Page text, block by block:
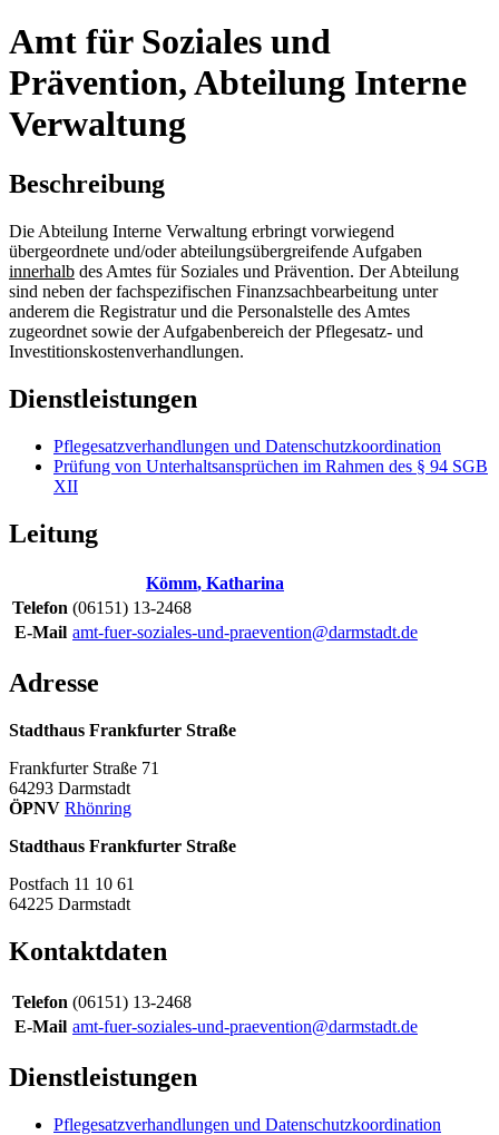
Amt für Soziales und
Prävention, Abteilung Interne
Verwaltung
Beschreibung
Die Abteilung Interne Verwaltung erbringt vorwiegend
übergeordnete und/oder abteilungsübergreifende Aufgaben
innerhalb des Amtes für Soziales und Prävention. Der Abteilung
sind neben der fachspezifischen Finanzsachbearbeitung unter
anderem die Registratur und die Personalstelle des Amtes
zugeordnet sowie der Aufgabenbereich der Pflegesatz- und
Investitionskostenverhandlungen.
Dienstleistungen
Pflegesatzverhandlungen und Datenschutzkoordination
Prüfung von Unterhaltsansprüchen im Rahmen des § 94 SGB
XII
Leitung
Kömm, Katharina
Telefon (06151) 13-2468
E-Mail amt-fuer-soziales-und-praevention@darmstadt.de
Adresse
Stadthaus Frankfurter Straße
Frankfurter Straße 71
64293 Darmstadt
ÖPNV Rhönring
Stadthaus Frankfurter Straße
Postfach 11 10 61
64225 Darmstadt
Kontaktdaten
Telefon (06151) 13-2468
E-Mail amt-fuer-soziales-und-praevention@darmstadt.de
Dienstleistungen
Pflegesatzverhandlungen und Datenschutzkoordination